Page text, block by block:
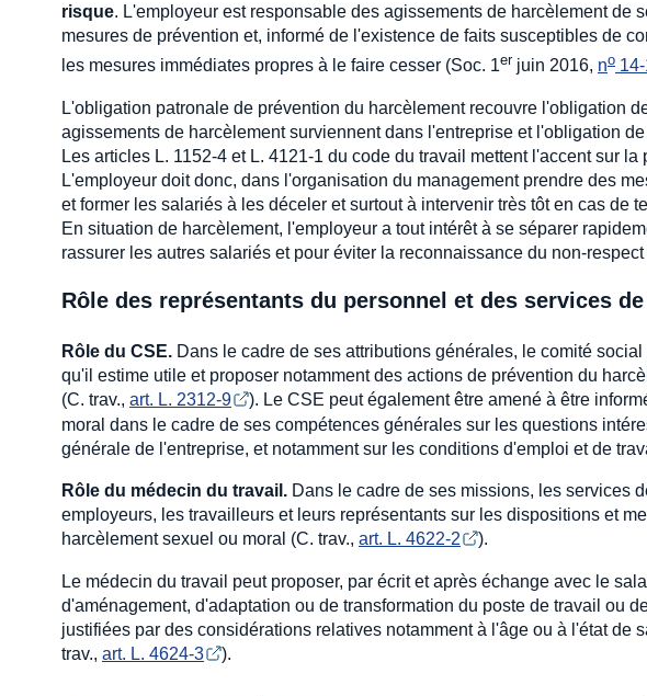
risque. L'employeur est responsable des agissements de harcèlement de
mesures de prévention et, informé de l'existence de faits susceptibles de
les mesures immédiates propres à le faire cesser (Soc. 1er juin 2016, no
L'obligation patronale de prévention du harcèlement recouvre l'obligation
agissements de harcèlement surviennent dans l'entreprise et l'obligation
Les articles L. 1152-4 et L. 4121-1 du code du travail mettent l'accent sur
L'employeur doit donc, dans l'organisation du management prendre des
et former les salariés à les déceler et surtout à intervenir très tôt en cas de
En situation de harcèlement, l'employeur a tout intérêt à se séparer
rassurer les autres salariés et pour éviter la reconnaissance du non-
Rôle des représentants du personnel et des services
Rôle du CSE. Dans le cadre de ses attributions générales, le comité
qu'il estime utile et proposer notamment des actions de prévention du
(C. trav., art. L. 2312-9
). Le CSE peut également être amené à être
moral dans le cadre de ses compétences générales sur les questions
générale de l'entreprise, et notamment sur les conditions d'emploi et de
Rôle du médecin du travail. Dans le cadre de ses missions, les services
employeurs, les travailleurs et leurs représentants sur les dispositions et
harcèlement sexuel ou moral (C. trav., art. L. 4622-2 ).
Le médecin du travail peut proposer, par écrit et après échange avec le
d'aménagement, d'adaptation ou de transformation du poste de travail ou
justifiées par des considérations relatives notamment à l'âge ou à l'état de
trav., art. L. 4624-3 ).